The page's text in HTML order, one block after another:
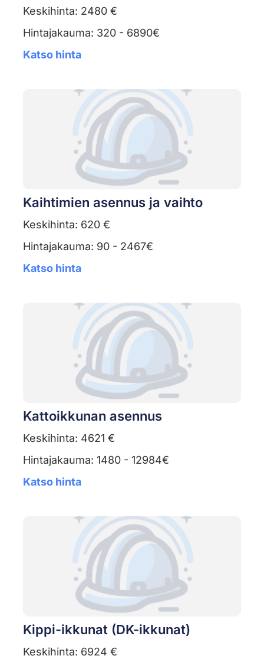
Keskihinta: 2480 €
Hintajakauma: 320 - 6890€
Katso hinta
Kaihtimien asennus ja vaihto
Keskihinta: 620 €
Hintajakauma: 90 - 2467€
Katso hinta
Kattoikkunan asennus
Keskihinta: 4621 €
Hintajakauma: 1480 - 12984€
Katso hinta
Kippi-ikkunat (DK-ikkunat)
Keskihinta: 6924 €